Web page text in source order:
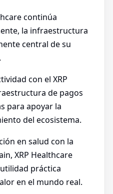
continúa
la infraestructura
central de su
con el XRP
de pagos
para apoyar la
del ecosistema.
en salud con la
XRP Healthcare
práctica
en el mundo real.